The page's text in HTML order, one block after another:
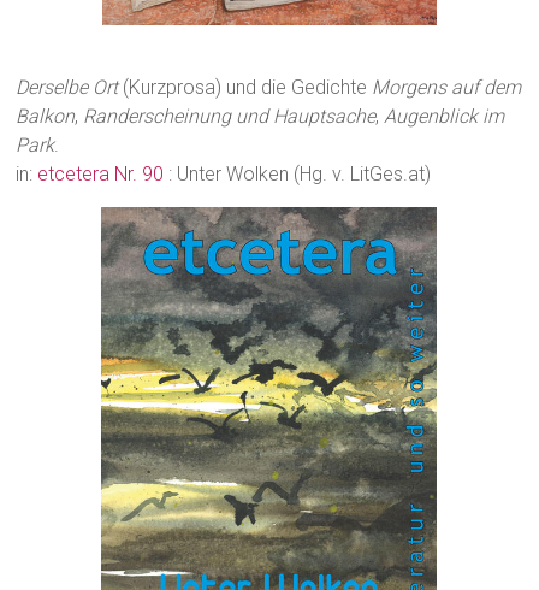
Derselbe Ort(Kurzprosa) und die Gedichte Morgens auf dem
Balkon, Randerscheinung und Hauptsache, Augenblick im
Park.
in: etcetera Nr. 90 : Unter Wolken (Hg. v. LitGes.at)